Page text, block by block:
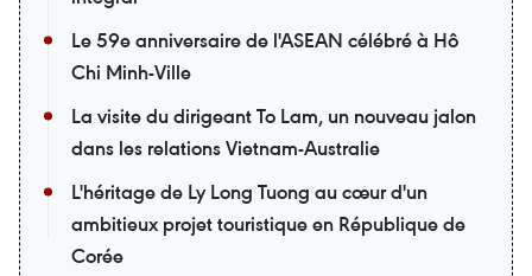
Le 59e anniversaire de l'ASEAN célébré à Hô
Chi Minh-Ville
La visite du dirigeant To Lam, un nouveau jalon
dans les relations Vietnam-Australie
L'héritage de Ly Long Tuong au cœur d'un
ambitieux projet touristique en République de
Corée